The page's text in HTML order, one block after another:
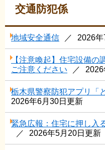
交通防犯係
地域安全通信 2026
【注意喚起】住宅設備の
ご注意ください
栃木県警察防犯アプリ「
2026年6月30日更新
緊急広報：住宅に押し入
2026年5月20日更新